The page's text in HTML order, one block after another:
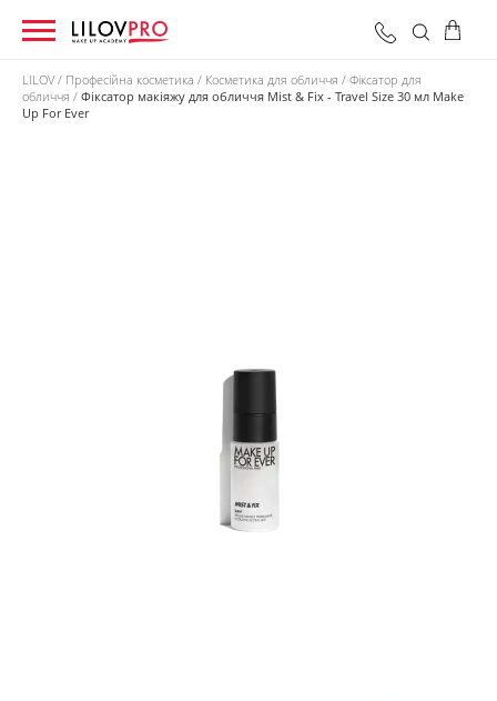
LILOV Професійна косметика Косметика для обличчя
Фіксатор для
обличчя
Фіксатор макіяжу для обличчя Mist & Fix - Travel Size 30 мл Make
Up For Ever